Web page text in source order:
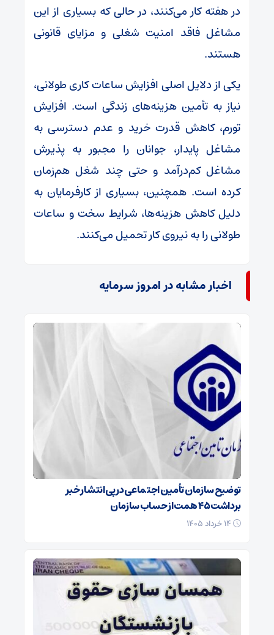
در هفته کار می‌کنند، در حالی که بسیاری از این
مشاغل فاقد امنیت شغلی و مزایای قانونی
هستند.
یکی از دلایل اصلی افزایش ساعات کاری طولانی،
نیاز به تأمین هزینه‌های زندگی است. افزایش
تورم، کاهش قدرت خرید و عدم دسترسی به
مشاغل پایدار، جوانان را مجبور به پذیرش
مشاغل کم‌درآمد و حتی چند شغل هم‌زمان
کرده است. همچنین، بسیاری از کارفرمایان به
دلیل کاهش هزینه‌ها، شرایط سخت و ساعات
طولانی را به نیروی کار تحمیل می‌کنند.
اخبار مشابه در امروز سرمایه
توضیح سازمان تأمین اجتماعی در پی انتشار خبر
برداشت ۴۵ همت از حساب سازمان